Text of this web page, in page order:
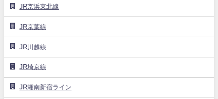
JR京浜東北線
JR京葉線
JR川越線
JR埼京線
JR湘南新宿ライン